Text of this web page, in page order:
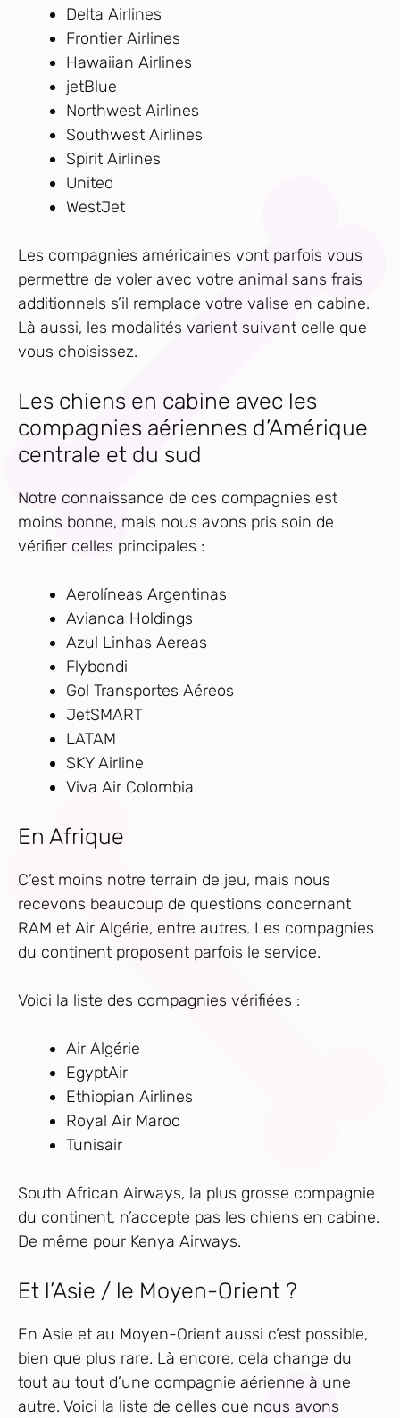
Delta Airlines
Frontier Airlines
Hawaiian Airlines
jetBlue
Northwest Airlines
Southwest Airlines
Spirit Airlines
United
WestJet
Les compagnies américaines vont parfois vous
permettre de voler avec votre animal sans frais
additionnels s’il remplace votre valise en cabine.
Là aussi, les modalités varient suivant celle que
vous choisissez.
Les chiens en cabine avec les
compagnies aériennes d’Amérique
centrale et du sud
Notre connaissance de ces compagnies est
moins bonne, mais nous avons pris soin de
vérifier celles principales :
Aerolíneas Argentinas
Avianca Holdings
Azul Linhas Aereas
Flybondi
Gol Transportes Aéreos
JetSMART
LATAM
SKY Airline
Viva Air Colombia
En Afrique
C’est moins notre terrain de jeu, mais nous
recevons beaucoup de questions concernant
RAM et Air Algérie, entre autres. Les compagnies
du continent proposent parfois le service.
Voici la liste des compagnies vérifiées :
Air Algérie
EgyptAir
Ethiopian Airlines
Royal Air Maroc
Tunisair
South African Airways, la plus grosse compagnie
du continent, n’accepte pas les chiens en cabine.
De même pour Kenya Airways.
Et l’Asie / le Moyen-Orient ?
En Asie et au Moyen-Orient aussi c’est possible,
bien que plus rare. Là encore, cela change du
tout au tout d’une compagnie aérienne à une
autre. Voici la liste de celles que nous avons